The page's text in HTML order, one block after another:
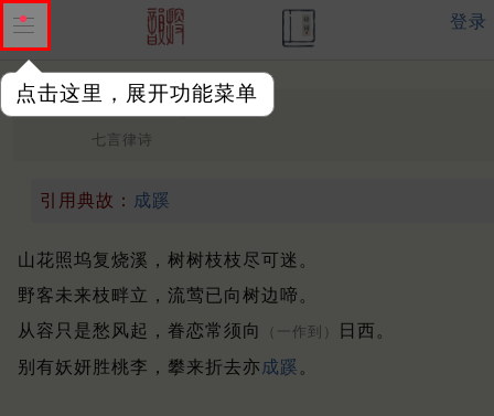
点击这里，展开功能菜单
登录
山花 唐 ·钱起
七言律诗
引用典故： 成蹊
山花照坞复烧溪，树树枝枝尽可迷。
野客未来枝畔立，流莺已向树边啼。
从容只是愁风起，眷恋常须向
（一作到）
日西。
别有妖妍胜桃李，攀来折去亦成蹊 。